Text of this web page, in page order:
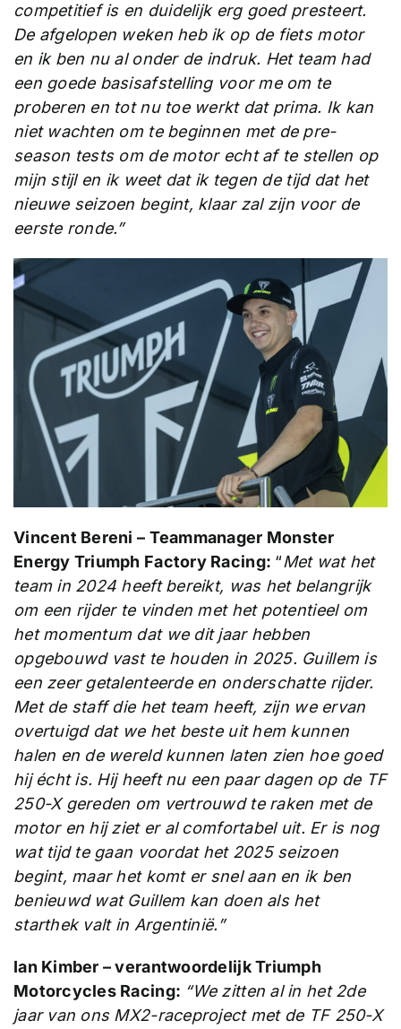
competitief is en duidelijk erg goed presteert.
De afgelopen weken heb ik op de fiets motor
en ik ben nu al onder de indruk. Het team had
een goede basisafstelling voor me om te
proberen en tot nu toe werkt dat prima. Ik kan
niet wachten om te beginnen met de pre-
season tests om de motor echt af te stellen op
mijn stijl en ik weet dat ik tegen de tijd dat het
nieuwe seizoen begint, klaar zal zijn voor de
eerste ronde.”
Vincent Bereni – Teammanager Monster
Energy Triumph Factory Racing: “Met wat het
team in 2024 heeft bereikt, was het belangrijk
om een rijder te vinden met het potentieel om
het momentum dat we dit jaar hebben
opgebouwd vast te houden in 2025. Guillem is
een zeer getalenteerde en onderschatte rijder.
Met de staff die het team heeft, zijn we ervan
overtuigd dat we het beste uit hem kunnen
halen en de wereld kunnen laten zien hoe goed
hij écht is. Hij heeft nu een paar dagen op de TF
250-X gereden om vertrouwd te raken met de
motor en hij ziet er al comfortabel uit. Er is nog
wat tijd te gaan voordat het 2025 seizoen
begint, maar het komt er snel aan en ik ben
benieuwd wat Guillem kan doen als het
starthek valt in Argentinië.”
Ian Kimber – verantwoordelijk Triumph
Motorcycles Racing: “We zitten al in het 2de
jaar van ons MX2-raceproject met de TF 250-X